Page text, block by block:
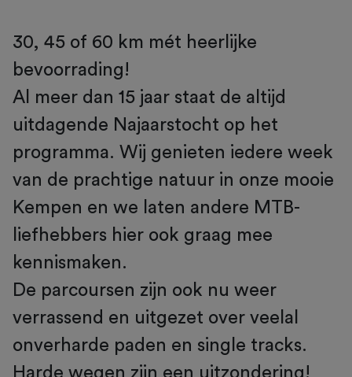
30, 45 of 60 km mét heerlijke
bevoorrading!
Al meer dan 15 jaar staat de altijd
uitdagende Najaarstocht op het
programma. Wij genieten iedere week
van de prachtige natuur in onze mooie
Kempen en we laten andere MTB-
liefhebbers hier ook graag mee
kennismaken.
De parcoursen zijn ook nu weer
verrassend en uitgezet over veelal
onverharde paden en single tracks.
Harde wegen zijn een uitzondering!